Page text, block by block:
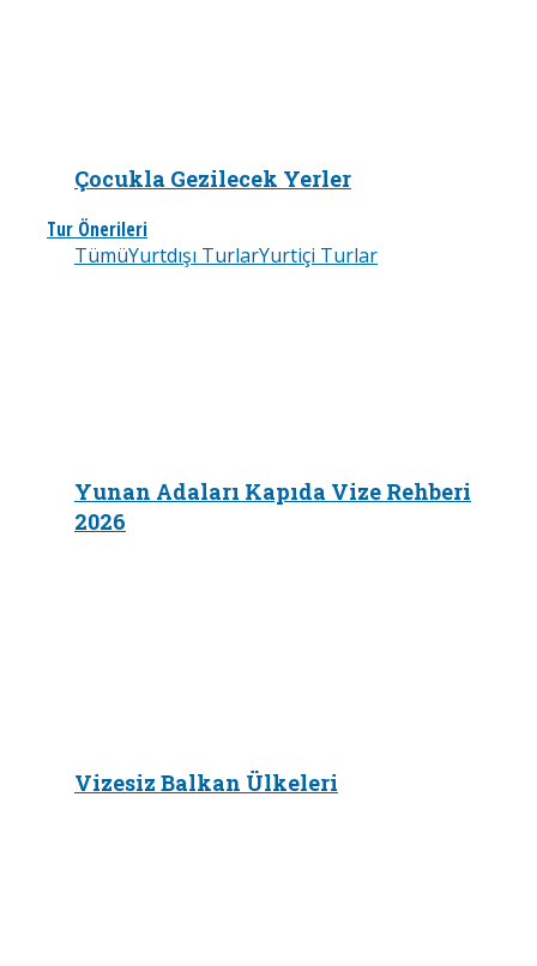
Çocukla Gezilecek Yerler
Tur Önerileri
TümüYurtdışı TurlarYurtiçi Turlar
Yunan Adaları Kapıda Vize Rehberi
2026
Vizesiz Balkan Ülkeleri